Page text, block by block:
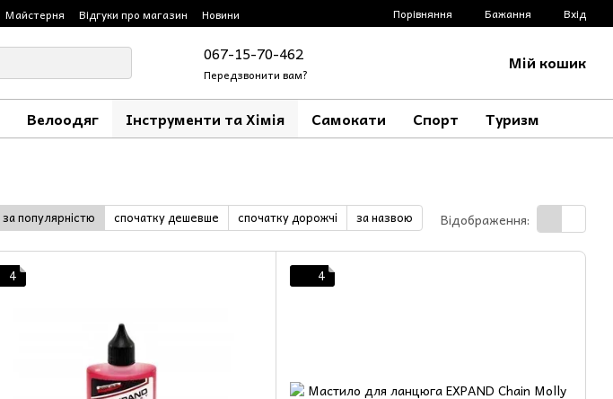
Майстерня Відгуки про магазин Новини Порівняння Бажання Вхід
067-15-70-462
Передзвонити вам?
Мій кошик
Велоодяг Інструменти та Хімія Самокати Спорт Туризм
за популярністю спочатку дешевше спочатку дорожчі за назвою Відображення:
4 4